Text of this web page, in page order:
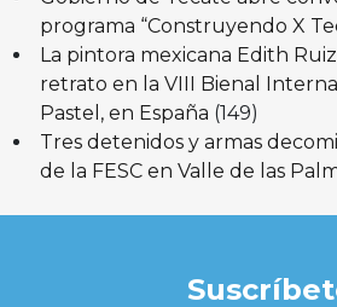
programa “Construyendo X
La pintora mexicana Edith
retrato en la VIII Bienal
Pastel, en España (149)
Tres detenidos y armas
de la FESC en Valle de las